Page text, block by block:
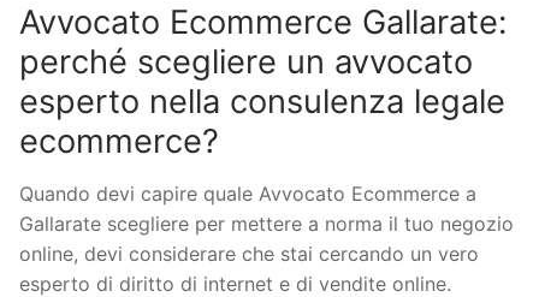
Avvocato Ecommerce Gallarate:
perché scegliere un avvocato
esperto nella consulenza legale
ecommerce?
Quando devi capire quale Avvocato Ecommerce a
Gallarate scegliere per mettere a norma il tuo negozio
online, devi considerare che stai cercando un vero
esperto di diritto di internet e di vendite online.